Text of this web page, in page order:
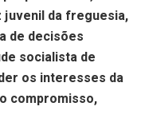
da freguesia,
de decisões
socialista de
os interesses da
compromisso,